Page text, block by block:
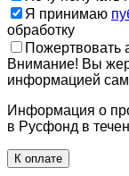
Я принимаю
обработку
Пожертвовать
Внимание! Вы
информацией
Информация о
в Русфонд в
К оплате